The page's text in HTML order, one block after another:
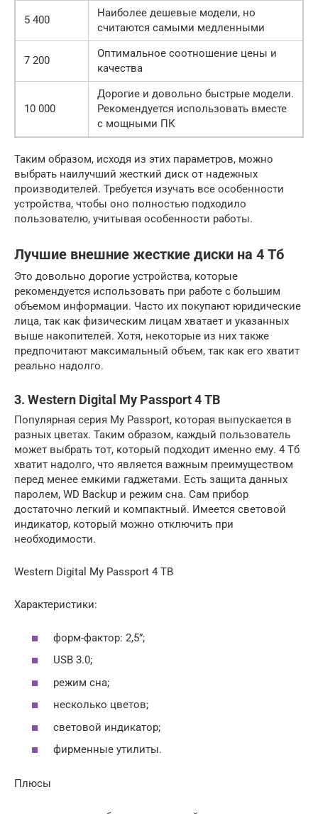
5 400
Наиболее дешевые модели, но
считаются самыми медленными
7 200
Оптимальное соотношение цены и
качества
10 000
Дорогие и довольно быстрые модели.
Рекомендуется использовать вместе
с мощными ПК
Таким образом, исходя из этих параметров, можно
выбрать наилучший жесткий диск от надежных
производителей. Требуется изучать все особенности
устройства, чтобы оно полностью подходило
пользователю, учитывая особенности работы.
Лучшие внешние жесткие диски на 4 Тб
Это довольно дорогие устройства, которые
рекомендуется использовать при работе с большим
объемом информации. Часто их покупают юридические
лица, так как физическим лицам хватает и указанных
выше накопителей. Хотя, некоторые из них также
предпочитают максимальный объем, так как его хватит
реально надолго.
3. Western Digital My Passport 4 TB
Популярная серия My Passport, которая выпускается в
разных цветах. Таким образом, каждый пользователь
может выбрать тот, который подходит именно ему. 4 Тб
хватит надолго, что является важным преимуществом
перед менее емкими гаджетами. Есть защита данных
паролем, WD Backup и режим сна. Сам прибор
достаточно легкий и компактный. Имеется световой
индикатор, который можно отключить при
необходимости.
Western Digital My Passport 4 TB
Характеристики:
форм-фактор: 2,5”;
USB 3.0;
режим сна;
несколько цветов;
световой индикатор;
фирменные утилиты.
Плюсы